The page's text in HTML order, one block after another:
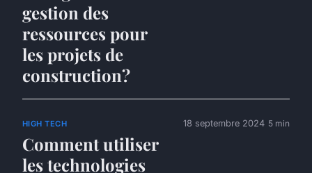
gestion des
ressources pour
les projets de
construction?
HIGH TECH
Comment utiliser
les technologies
18 septembre 2024 5 min